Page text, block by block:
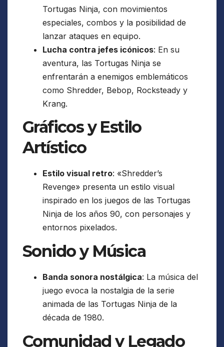
Tortugas Ninja, con movimientos
especiales, combos y la posibilidad de
lanzar ataques en equipo.
Lucha contra jefes icónicos: En su
aventura, las Tortugas Ninja se
enfrentarán a enemigos emblemáticos
como Shredder, Bebop, Rocksteady y
Krang.
Gráficos y Estilo
Artístico
Estilo visual retro: «Shredder’s
Revenge» presenta un estilo visual
inspirado en los juegos de las Tortugas
Ninja de los años 90, con personajes y
entornos pixelados.
Sonido y Música
Banda sonora nostálgica: La música del
juego evoca la nostalgia de la serie
animada de las Tortugas Ninja de la
década de 1980.
Comunidad y Legado